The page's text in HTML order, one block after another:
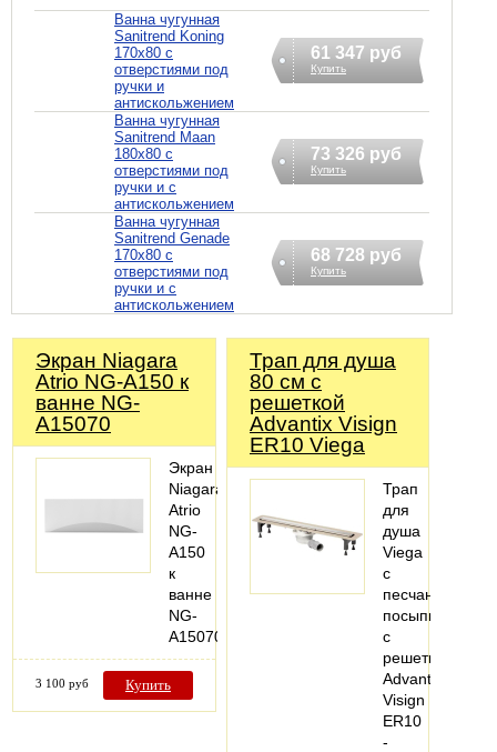
Ванна чугунная
Sanitrend Koning
170х80 с
отверстиями под
ручки и
антискольжением
61 347 руб
Купить
Ванна чугунная
Sanitrend Maan
180х80 с
отверстиями под
ручки и с
антискольжением
73 326 руб
Купить
Ванна чугунная
Sanitrend Genade
170х80 с
отверстиями под
ручки и с
антискольжением
68 728 руб
Купить
Экран Niagara
Atrio NG-A150 к
ванне NG-
A15070
Экран
Niagara
Atrio
NG-
A150
к
ванне
NG-
A15070
3 100 руб Купить
Трап для душа
80 см с
решеткой
Advantix Visign
ER10 Viega
Трап
для
душа
Viega
с
песчаной
посыпкой,
с
решеткой
Advantix
Visign
ER10
-